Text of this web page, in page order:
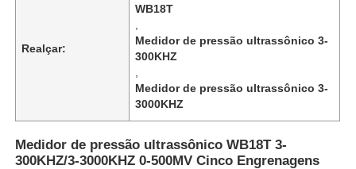
Realçar:
WB18T
Medidor de pressão ultrassônico 3-
300KHZ
Medidor de pressão ultrassônico 3-
3000KHZ
Medidor de pressão ultrassônico WB18T 3-
300KHZ/3-3000KHZ 0-500MV Cinco Engrenagens